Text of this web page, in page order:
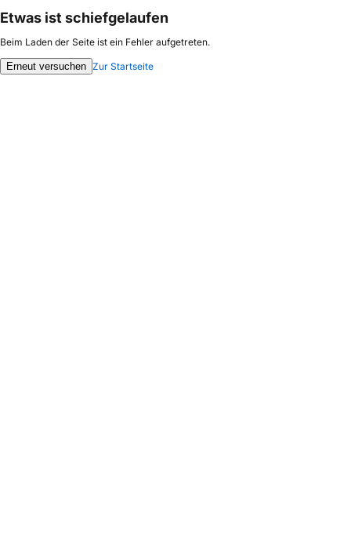
Etwas ist schiefgelaufen
Beim Laden der Seite ist ein Fehler aufgetreten.
Erneut versuchen Zur Startseite